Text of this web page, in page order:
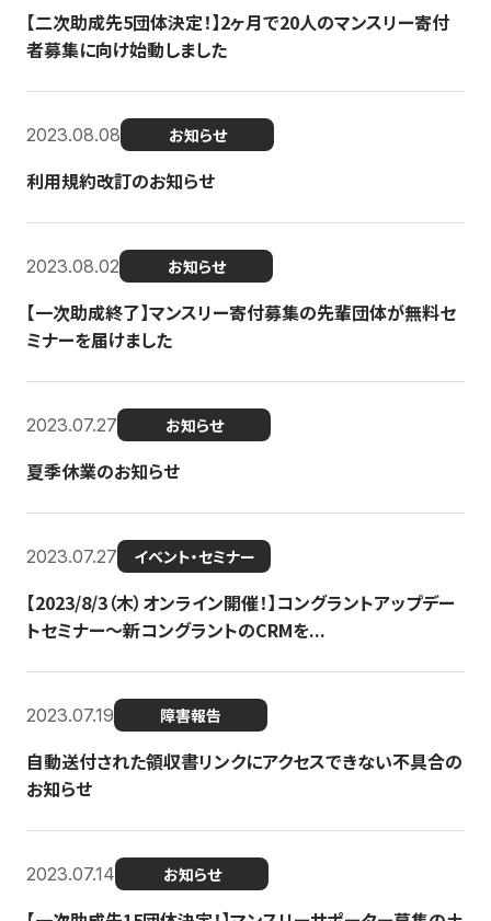
【二次助成先5団体決定！】2ヶ月で20人のマンスリー寄付
者募集に向け始動しました
2023.08.08 お知らせ
利用規約改訂のお知らせ
2023.08.02 お知らせ
【一次助成終了】マンスリー寄付募集の先輩団体が無料セ
ミナーを届けました
2023.07.27 お知らせ
夏季休業のお知らせ
2023.07.27 イベント・セミナー
【2023/8/3（木）オンライン開催！】コングラントアップデー
トセミナー〜新コングラントのCRMを...
2023.07.19 障害報告
自動送付された領収書リンクにアクセスできない不具合の
お知らせ
2023.07.14 お知らせ